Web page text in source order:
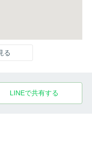
る
LINEで共有する